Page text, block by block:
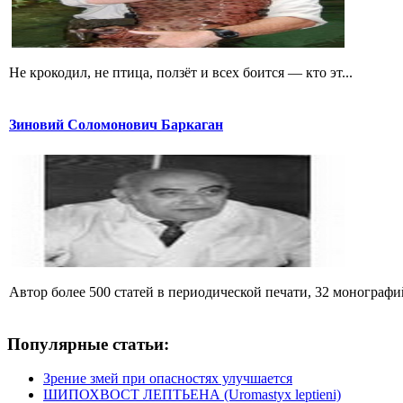
Не крокодил, не птица, ползёт и всех боится — кто эт...
Зиновий Соломонович Баркаган
Автор более 500 статей в периодической печати, 32
Популярные статьи:
Зрение змей при опасностях улучшается
ШИПОХВОСТ ЛЕПТЬЕНА (Uromastyx leptieni)